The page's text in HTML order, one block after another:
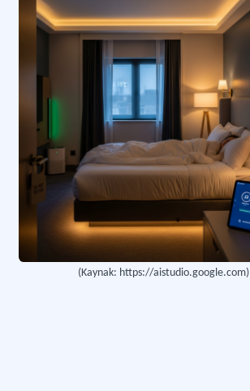
(Kaynak: https://aistudio.google.com)